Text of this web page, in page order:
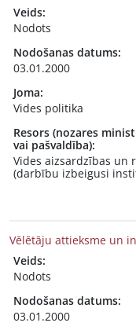
Veids:
Nodots
Nodošanas datums:
03.01.2000
Joma:
Vides politika
Resors (nozares
vai pašvaldība):
Vides aizsardzības un
(darbību izbeigusi
Vēlētāju attieksme un
Veids:
Nodots
Nodošanas datums:
03.01.2000